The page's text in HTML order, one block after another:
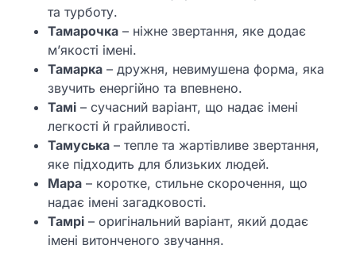
та турботу.
Тамарочка – ніжне звертання, яке додає
м’якості імені.
Тамарка – дружня, невимушена форма, яка
звучить енергійно та впевнено.
Тамі – сучасний варіант, що надає імені
легкості й грайливості.
Тамуська – тепле та жартівливе звертання,
яке підходить для близьких людей.
Мара – коротке, стильне скорочення, що
надає імені загадковості.
Тамрі – оригінальний варіант, який додає
імені витонченого звучання.